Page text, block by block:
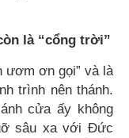
là “cổng trời”
ươm ơn gọi” và là
trình nên thánh.
cửa ấy không
sâu xa với Đức